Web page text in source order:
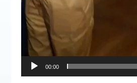
00:00